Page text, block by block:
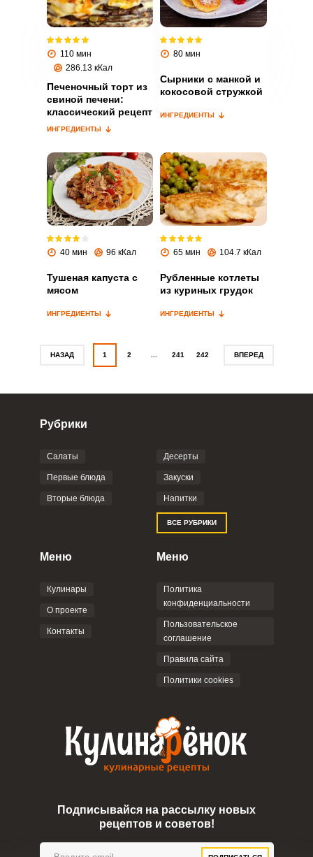
110 мин
286.13 кКал
Печеночный торт из
свиной печени:
классический рецепт
ИНГРЕДИЕНТЫ
80 мин
Сырники с манкой и
кокосовой стружкой
ИНГРЕДИЕНТЫ
40 мин 96 кКал
Тушеная капуста с
мясом
ИНГРЕДИЕНТЫ
65 мин 104.7 кКал
Рубленные котлеты
из куриных грудок
ИНГРЕДИЕНТЫ
НАЗАД 1 2 241 242 ВПЕРЕД
Рубрики
Салаты
Первые блюда
Вторые блюда
Десерты
Закуски
Напитки
ВСЕ РУБРИКИ
Меню
Кулинары
О проекте
Контакты
Меню
Политика
конфиденциальности
Пользовательское
соглашение
Правила сайта
Политики cookies
Подписывайся на рассылку новых
рецептов и советов!
ВХОД НА САЙТ РЕГИСТРАЦИЯ
с помощью социальных сетей:
Запомнить меня
ВХОД